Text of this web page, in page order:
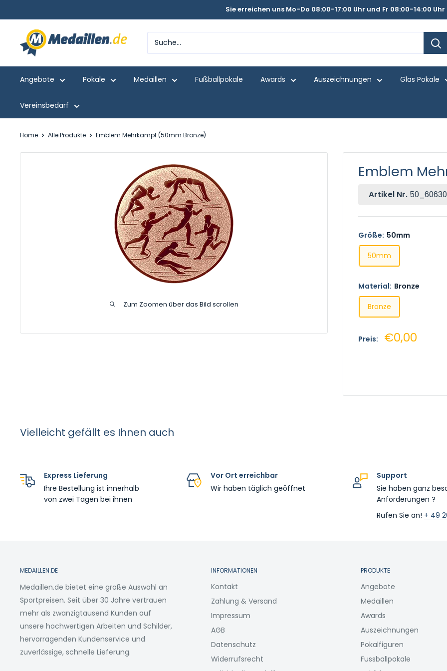
zum
Sie erreichen uns Mo-Do 08:00-17:00 Uhr und Fr 08:00-14:00 Uhr
Medaillen.de
Angebote Pokale Medaillen Fußballpokale Awards Auszeichnungen Glas Pokale
Vereinsbedarf
Home Alle Produkte Emblem Mehrkampf (50mm Bronze)
Zum Zoomen über das Bild scrollen
Emblem
Artikel Nr.
Größe: 50mm
50mm
Material: Bronze
Bronze
Preis: €0,00
Vielleicht gefällt es Ihnen auch
Express Lieferung
Ihre Bestellung ist innerhalb
von zwei Tagen bei ihnen
Vor Ort erreichbar
Wir haben täglich geöffnet
Support
Sie haben ganz
Anforderungen ?
Rufen Sie an! + 49
MEDAILLEN.DE
Medaillen.de bietet eine große Auswahl an
Sportpreisen. Seit über 30 Jahre vertrauen
mehr als zwanzigtausend Kunden auf
unsere hochwertigen Arbeiten und Schilder,
hervorragenden Kundenservice und
zuverlässige, schnelle Lieferung.
INFORMATIONEN
Kontakt
Zahlung & Versand
Impressum
AGB
Datenschutz
Widerrufsrecht
PRODUKTE
Angebote
Medaillen
Awards
Auszeichnungen
Pokalfiguren
Fussballpokale